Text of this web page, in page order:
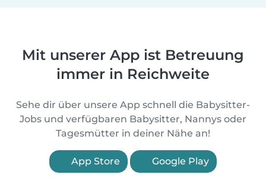
Mit unserer App ist Betreuung
immer in Reichweite
Sehe dir über unsere App schnell die Babysitter-
Jobs und verfügbaren Babysitter, Nannys oder
Tagesmütter in deiner Nähe an!
App Store Google Play